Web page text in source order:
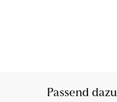
Passend dazu